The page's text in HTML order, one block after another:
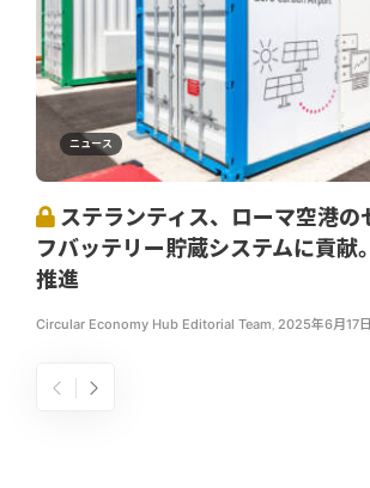
ニュース
ステランティス、ローマ空港の
フバッテリー貯蔵システムに貢献
推進
Circular Economy Hub Editorial Team, 2025年6月17日